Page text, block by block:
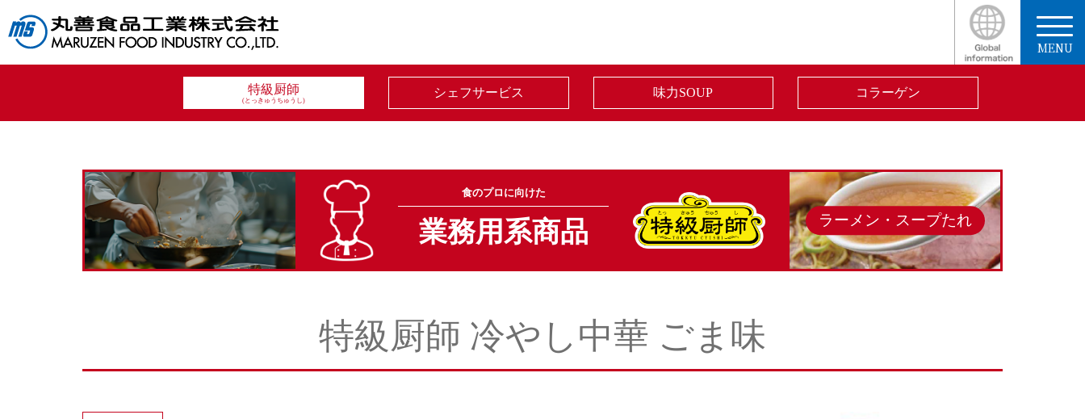
MENU
特級厨師
(とっきゅうちゅうし)
シェフサービス 味力SOUP コラーゲン
食のプロに向けた
業務用系商品 ラーメン・スープたれ
特級厨師 冷やし中華 ごま味